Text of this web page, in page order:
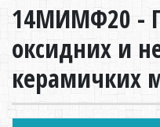
14МИМФ20 -
оксидних и
керамичких